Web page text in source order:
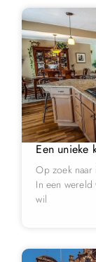
Een unieke
Op zoek naar
In een wereld
wil